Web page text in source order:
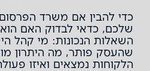
כדי להבין אם משרד
שלכם, כדאי לבדוק האם
השאלות הנכונות: מי קהל
שהעסק פותר, מה היתרון
הלקוחות נמצאים ואיזו